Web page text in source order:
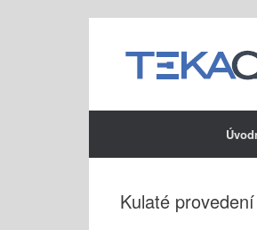
content
Kulaté